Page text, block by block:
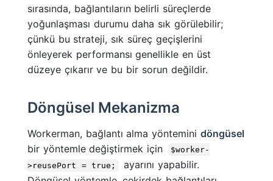
sırasında, bağlantıların belirli süreçlerde
yoğunlaşması durumu daha sık görülebilir;
çünkü bu strateji, sık süreç geçişlerini
önleyerek performansı genellikle en üst
düzeye çıkarır ve bu bir sorun değildir.
Döngüsel Mekanizma
Workerman, bağlantı alma yöntemini döngüsel
bir yöntemle değiştirmek için
$worker-
>reusePort = true;
ayarını yapabilir.